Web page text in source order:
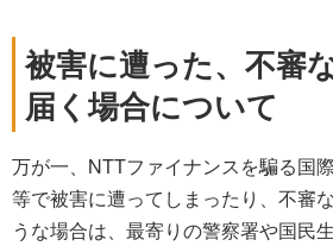
被害に遭った、不審
届く場合について
万が一、NTTファイナンスを騙る国
等で被害に遭ってしまったり、不審
うな場合は、最寄りの警察署や国民